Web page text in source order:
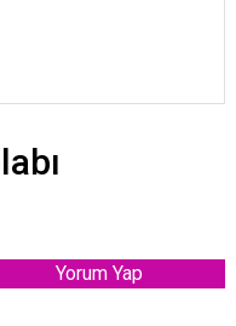
Yorum Yap